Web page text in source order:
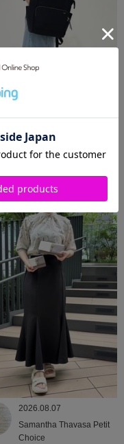
2026.08.08
Samantha Thavasa
2026.08.07
Samantha Thavasa Petit
Choice